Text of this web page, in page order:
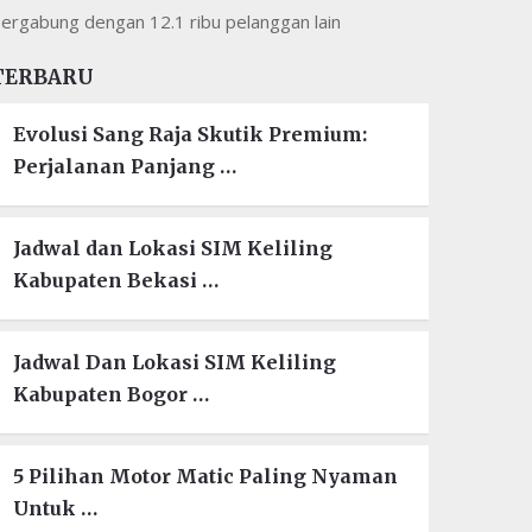
dengan 12.1 ribu pelanggan lain
Evolusi Sang Raja Skutik Premium:
Perjalanan Panjang …
Jadwal dan Lokasi SIM Keliling
Kabupaten Bekasi …
Jadwal Dan Lokasi SIM Keliling
Kabupaten Bogor …
5 Pilihan Motor Matic Paling Nyaman
Untuk …